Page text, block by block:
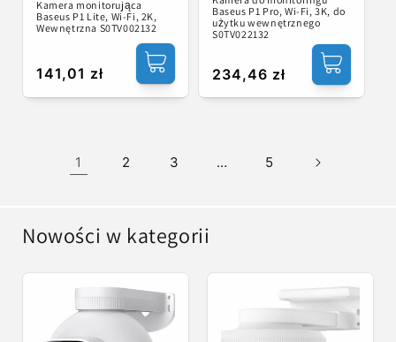
Kamera monitorująca
Baseus P1 Lite, Wi-Fi, 2K,
Wewnętrzna S0TV002132
Cena
regularna
141,01 zł
Baseus P1 Pro, Wi-Fi, 3K, do
użytku wewnętrznego
S0TV022132
Cena
regularna
234,46 zł
1 2 3 … 5
Nowości w kategorii